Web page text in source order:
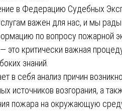
в Федерацию Судебных
важен для нас, и мы
по вопросу пожарной
это критически важная
знаний.
в себя анализ причин
источников возгорания, а
пожара на окружающую